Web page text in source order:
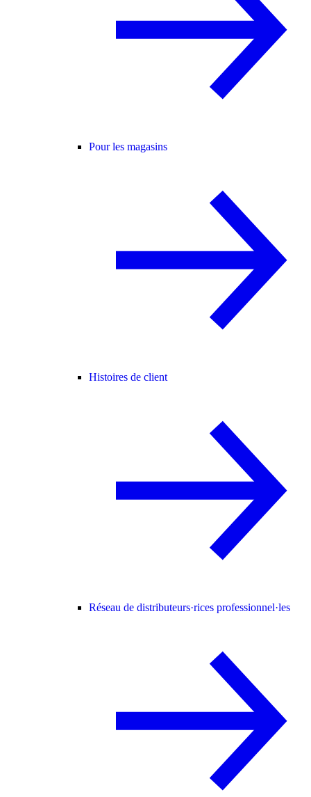
Pour les magasins
Histoires de client
Réseau de distributeurs·rices professionnel·les